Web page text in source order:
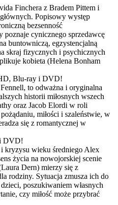
Finchera z Bradem Pittem i
Popisowy występ
bezsenność
poznaje cynicznego sprzedawcę
buntowniczą, egzystencjalną
skraj fizycznych i psychicznych
kobieta (Helena Bonham
Blu-ray i DVD!
to odważna i oryginalna
historii miłosnych wszech
oraz Jacob Elordi w roli
miłości i szaleństwie, w
się z romantycznej w
i DVD!
kryzysu wieku średniego Alex
życia na nowojorskiej scenie
Dern) mierzy się z
rodziny. Sytuacja zmusza ich do
poszukiwaniem własnych
czy miłość może przybrać